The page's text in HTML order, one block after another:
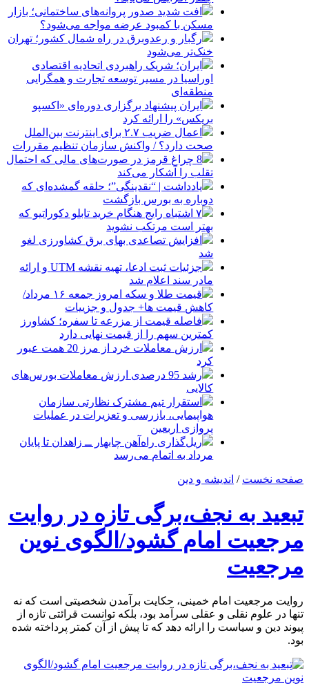
افت شدید صدور پروانه‌های ساختمانی؛ بازار
مسکن با کمبود عرضه مواجه می‌شود؟
رگبار و رعدوبرق در راه شمال کشور؛ تهران
خنک‌تر می‌شود
ایران؛ شریک راهبردی اتحادیه اقتصادی
اوراسیا در مسیر توسعه تجارت و همگرایی
منطقه‌ای
ایران پیشنهاد برگزاری دوره‌ای «اکسپو
بریکس» را ارائه کرد
اعمال ضریب ۲.۷ برای اینترنت بین‌الملل
صحت دارد؟ / واکنش سازمان تنظیم مقررات
8 چراغ قرمز در صورت‌های مالی که احتمال
تقلب را آشکار می‌کند
یادداشت | “نقدینگی”؛ حلقه گمشده‌ای که
دوباره به بورس بازگشت
۷ اشتباه رایج هنگام خرید تابلو دکوراتیو که
بهتر است مرتکب نشوید
افزایش تصاعدی بهای برق کشاورزی لغو
شد
جزئیات ثبت ادعا، تهیه نقشه UTM و ارائه
مادر سند اعلام شد
قیمت طلا و سکه امروز جمعه ۱۶ مرداد/
کاهش قیمت ها+ جدول و جزییات
فاصله قیمت از مزرعه تا سفره؛ کشاورز
کمترین سهم را از قیمت نهایی دارد
ارزش معاملات خرد از مرز 20 همت عبور
کرد
رشد 95 درصدی ارزش معاملات بورس‌های
کالایی
استقرار تیم مشترک نظارتی سازمان
هواپیمایی، بازرسی و تعزیرات در عملیات
پروازی اربعین
ریل‌گذاری راه‌آهن چابهار ــ زاهدان تا پایان
مرداد به اتمام می‌رسد
صفحه نخست / اندیشه و دین
تبعید به نجف،برگی تازه در روایت
مرجعیت امام گشود/الگوی نوین
مرجعیت
روایت مرجعیت امام خمینی، حکایت برآمدن شخصیتی است که نه
تنها در علوم نقلی و عقلی سرآمد بود، بلکه توانست قرائتی تازه از
پیوند دین و سیاست را ارائه دهد که تا پیش از آن کمتر پرداخته شده
بود.